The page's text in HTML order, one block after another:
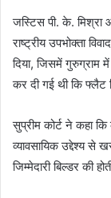
जस्टिस पी. के. मिश्रा
राष्ट्रीय उपभोक्ता
दिया, जिसमें गुरुग्राम
कर दी गई थी कि फ्लैट
सुप्रीम कोर्ट ने कहा
व्यावसायिक उद्देश्य से
जिम्मेदारी बिल्डर की